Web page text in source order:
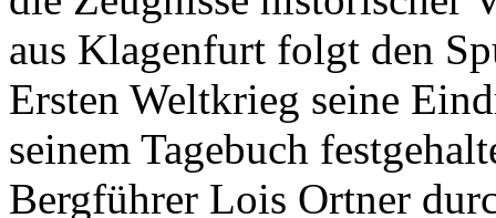
aus Klagenfurt folgt den
Ersten Weltkrieg seine
seinem Tagebuch
Bergführer Lois Ortner